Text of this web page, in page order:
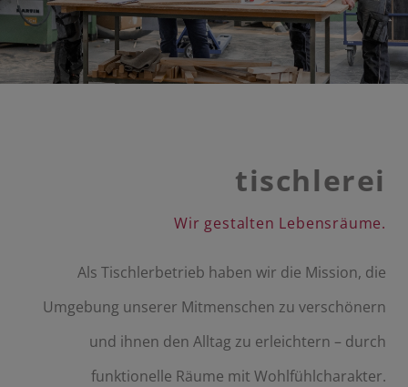
tischlerei
Wir gestalten Lebensräume.
Als Tischlerbetrieb haben wir die Mission, die
Umgebung unserer Mitmenschen zu verschönern
und ihnen den Alltag zu erleichtern – durch
funktionelle Räume mit Wohlfühlcharakter.